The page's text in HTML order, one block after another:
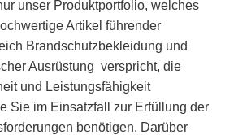
unser Produktportfolio, welches
Artikel führender
Brandschutzbekleidung und
Ausrüstung verspricht, die
und Leistungsfähigkeit
Sie im Einsatzfall zur Erfüllung der
benötigen. Darüber